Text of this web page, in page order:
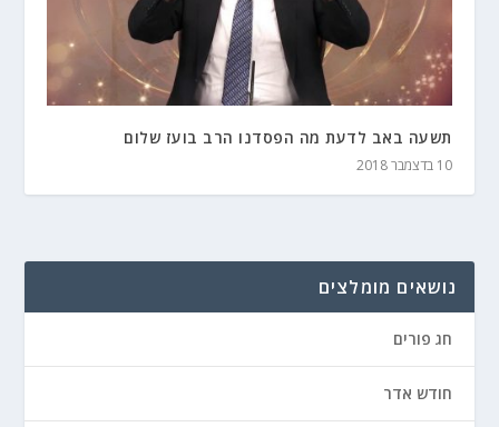
תשעה באב לדעת מה הפסדנו הרב בועז שלום
10 בדצמבר 2018
נושאים מומלצים
חג פורים
חודש אדר